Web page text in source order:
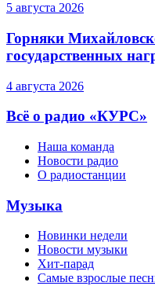
5 августа 2026
Горняки
государственных
4 августа 2026
Всё о радио «КУРС»
Наша команда
Новости радио
О радиостанции
Музыка
Новинки недели
Новости музыки
Хит-парад
Самые взрослые